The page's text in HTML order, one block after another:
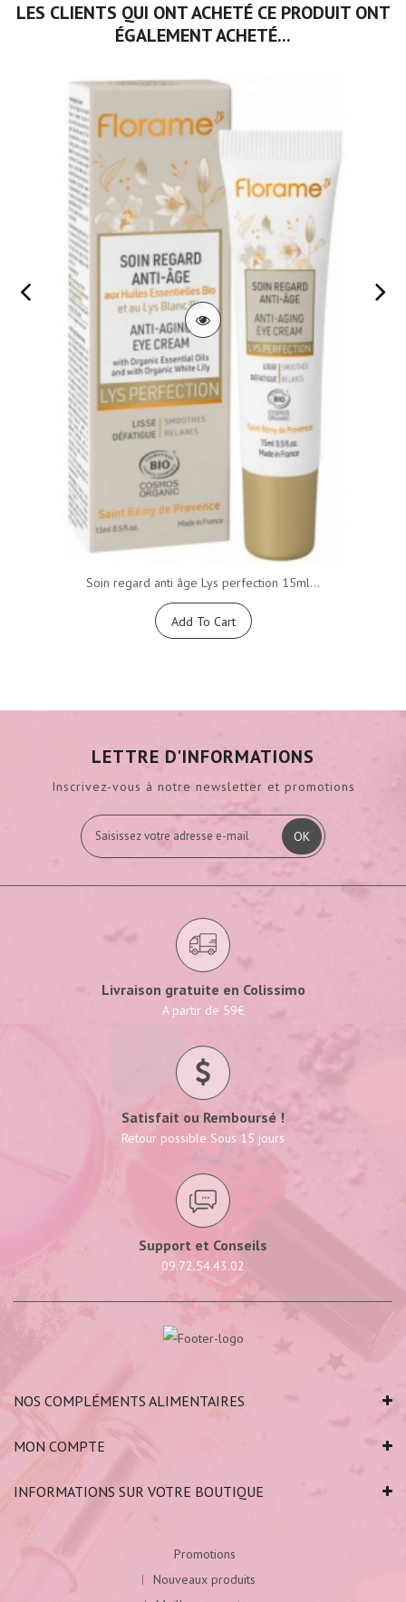
LES CLIENTS QUI ONT ACHETÉ CE PRODUIT ONT
ÉGALEMENT ACHETÉ...
Soin regard anti âge Lys perfection 15ml...
Add To Cart
LETTRE D'INFORMATIONS
Inscrivez-vous à notre newsletter et promotions
OK
Livraison gratuite en Colissimo
A partir de 59€
Satisfait ou Remboursé !
Retour possible Sous 15 jours
Support et Conseils
09.72.54.43.02
NOS COMPLÉMENTS ALIMENTAIRES
MON COMPTE
INFORMATIONS SUR VOTRE BOUTIQUE
Promotions
Nouveaux produits